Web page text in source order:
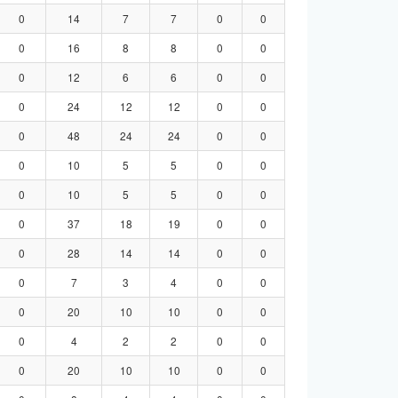
0 14 7 7 0
0
0
16 8 8 0
0
0
12 6 6 0
0
0
24 12 12 0
0
0
48 24 24 0
0
0
10 5 5 0
0
0
10 5 5 0
0
0
37 18 19 0
0
0
28 14 14 0
0
0
7 3 4 0
0
0
20 10 10 0
0
0
4 2 2 0
0
0
20 10 10 0
0